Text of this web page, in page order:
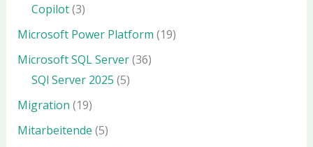
Copilot(3)
Microsoft Power Platform (19)
Microsoft SQL Server(36)
SQl Server 2025 (5)
Migration (19)
Mitarbeitende (5)